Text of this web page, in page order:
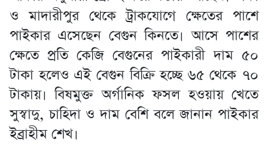
ও মাদারীপুর থেকে ট্রাকযোগে ক্ষেতের পাশে
পাইকার এসেছেন বেগুন কিনতে। আসে পাশের
ক্ষেতে প্রতি কেজি বেগুনের পাইকারী দাম ৫০
টাকা হলেও এই বেগুন বিক্রি হচ্ছে ৬৫ থেকে ৭০
টাকায়। বিষমুক্ত অর্গানিক ফসল হওয়ায় খেতে
সুস্বাদু, চাহিদা ও দাম বেশি বলে জানান পাইকার
ইব্রাহীম শেখ।